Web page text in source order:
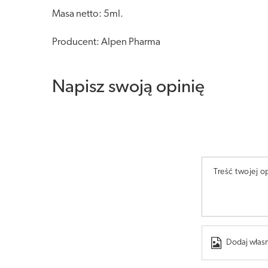
Masa netto: 5ml.
Producent: Alpen Pharma
Napisz swoją opinię
Treść twojej
Dodaj